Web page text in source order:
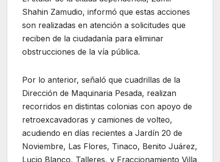
Shahin Zamudio, informó que estas acciones
son realizadas en atención a solicitudes que
reciben de la ciudadanía para eliminar
obstrucciones de la vía pública.
Por lo anterior, señaló que cuadrillas de la
Dirección de Maquinaria Pesada, realizan
recorridos en distintas colonias con apoyo de
retroexcavadoras y camiones de volteo,
acudiendo en días recientes a Jardín 20 de
Noviembre, Las Flores, Tinaco, Benito Juárez,
Lucio Blanco, Talleres, y Fraccionamiento Villa